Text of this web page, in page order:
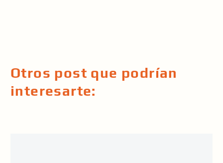
Otros post que podrían
interesarte: